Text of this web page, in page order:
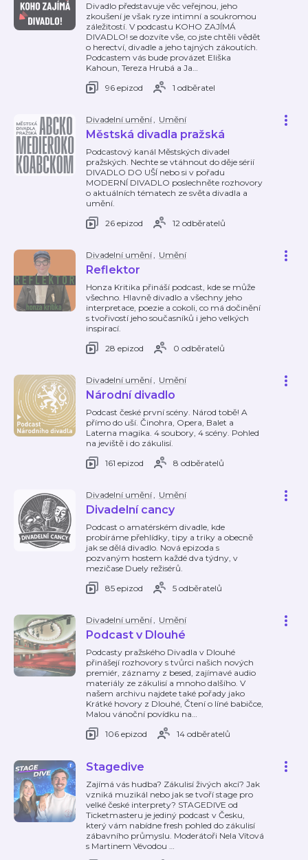
Divadlo představuje věc veřejnou, jeho
zkoušení je však ryze intimní a soukromou
záležitostí. V podcastu KOHO ZAJÍMÁ
DIVADLO! se dozvíte vše, co jste chtěli vědět
o herectví, divadle a jeho tajných zákoutích.
Podcastem vás bude provázet Eliška
Kahoun, Tereza Hrubá a Ja…
96 epizod
1 odběratel
Divadelní umění, Umění
Městská divadla pražská
Podcastový kanál Městských divadel
pražských. Nechte se vtáhnout do děje sérií
DIVADLO DO UŠÍ nebo si v pořadu
MODERNÍ DIVADLO poslechněte rozhovory
o aktuálních tématech ze světa divadla a
umění.
26 epizod
12 odběratelů
Divadelní umění, Umění
Reflektor
Honza Kritika přináší podcast, kde se může
všechno. Hlavně divadlo a všechny jeho
interpretace, poezie a cokoli, co má dočinění
s tvořivostí jeho současníků i jeho velkých
inspirací.
28 epizod
0 odběratelů
Divadelní umění, Umění
Národní divadlo
Podcast české první scény. Národ tobě! A
přímo do uší. Činohra, Opera, Balet a
Laterna magika. 4 soubory, 4 scény. Pohled
na jeviště i do zákulisí.
161 epizod
8 odběratelů
Divadelní umění, Umění
Divadelní cancy
Podcast o amatérském divadle, kde
probíráme přehlídky, tipy a triky a obecně
jak se dělá divadlo. Nová epizoda s
pozvaným hostem každé dva týdny, v
mezičase Duely režisérů.
85 epizod
5 odběratelů
Divadelní umění, Umění
Podcast v Dlouhé
Podcasty pražského Divadla v Dlouhé
přinášejí rozhovory s tvůrci našich nových
premiér, záznamy z besed, zajímavé audio
materiály ze zákulisí a mnoho dalšího. V
našem archivu najdete také pořady jako
Krátké hovory z Dlouhé, Čtení o líné babičce,
Malou vánoční povídku na…
106 epizod
14 odběratelů
Stagedive
Zajímá vás hudba? Zákulisí živých akcí? Jak
vzniká muzikál nebo jak se tvoří stage pro
velké české interprety? STAGEDIVE od
Ticketmasteru je jediný podcast v Česku,
který vám nabídne fresh pohled do zákulisí
zábavního průmyslu. Moderátoři Nela Vítová
s Martinem Vévodou …